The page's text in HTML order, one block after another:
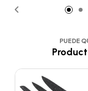
PUEDE